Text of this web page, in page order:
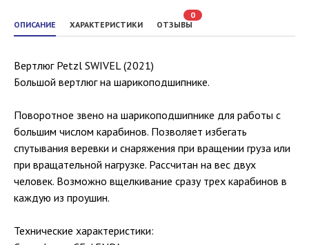
ОПИСАНИЕ ХАРАКТЕРИСТИКИ ОТЗЫВЫ
0
Вертлюг Petzl SWIVEL (2021)
Большой вертлюг на шарикоподшипнике.
Поворотное звено на шарикоподшипнике для работы с
большим числом карабинов. Позволяет избегать
спутывания веревки и снаряжения при вращении груза или
при вращательной нагрузке. Рассчитан на вес двух
человек. Возможно вщелкивание сразу трех карабинов в
каждую из проушин.
Технические характеристики: